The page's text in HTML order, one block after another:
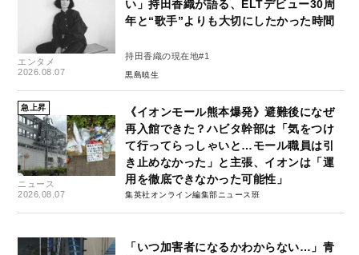
エンタメ
2026.08.07
い」持田香織が語る、ELTデビュー30周
年と“歌手”よりも大切にしたかった時間
持田香織の現在地#1
黒島暁生
急上昇
ニュース
2026.08.07
《イオンモール熊本爆発》避難後になぜ
再入館できた？ハビタ幹部は「気をつけ
て行ってらっしゃいと…モール職員は引
き止めなかった」と主張、イオンは「運
用を徹底できなかった可能性」
集英社オンライン編集部ニュース班
「いつ加害者になるかわからない…」青